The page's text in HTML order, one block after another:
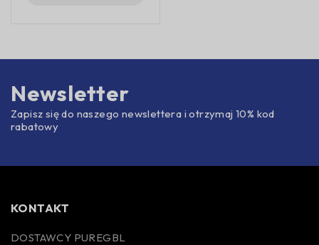
Newsletter
Zapisz się do naszego newslettera i otrzymaj 10% kod
rabatowy
KONTAKT
DOSTAWCY PUREGBL